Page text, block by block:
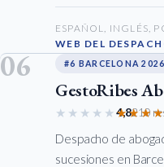
ESPAÑOL, INGLÉS,
WEB DEL
06 #6 BARCELONA 2026
GestoRibes
★★★★★4,8210
Despacho de
sucesiones en